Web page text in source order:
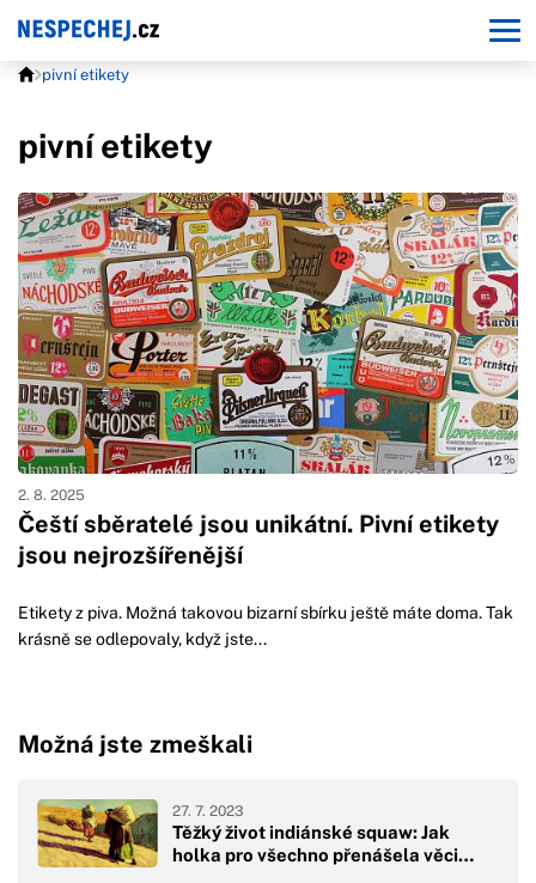
pivní etikety
pivní etikety
Čeští sběratelé jsou unikátní. Pivní etikety
jsou nejrozšířenější
2. 8. 2025
Etikety z piva. Možná takovou bizarní sbírku ještě máte doma. Tak
krásně se odlepovaly, když jste...
Možná jste zmeškali
Těžký život indiánské squaw: Jak
holka pro všechno přenášela věci…
27. 7. 2023